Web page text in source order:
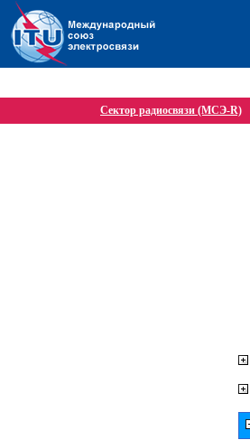
Сектор радиосвязи (МСЭ-R)